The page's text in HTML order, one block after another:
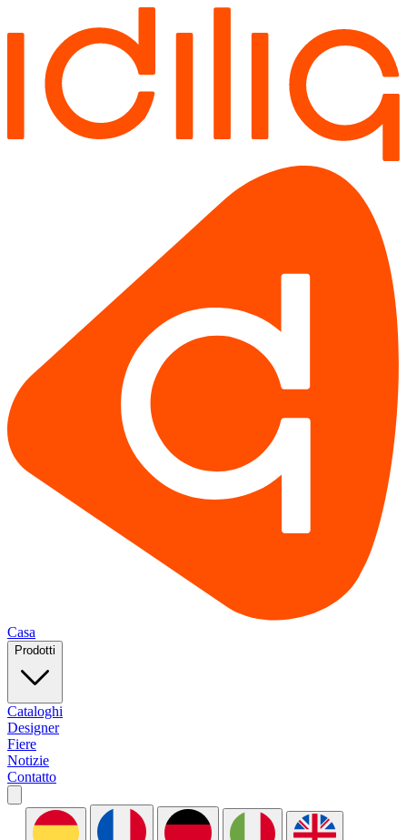
Casa
Prodotti
Cataloghi
Designer
Fiere
Notizie
Contatto